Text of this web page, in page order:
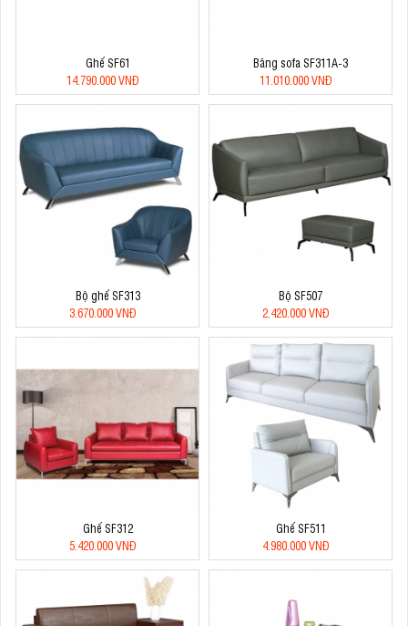
Ghế SF61
14.790.000 VNĐ
Băng sofa SF311A-3
11.010.000 VNĐ
Bộ ghế SF313
3.670.000 VNĐ
Bộ SF507
2.420.000 VNĐ
Ghế SF312
5.420.000 VNĐ
Ghế SF511
4.980.000 VNĐ